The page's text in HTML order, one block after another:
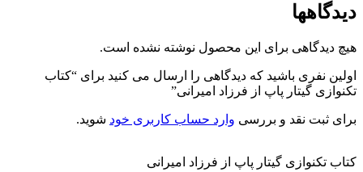
دیدگاهها
هیچ دیدگاهی برای این محصول نوشته نشده است.
اولین نفری باشید که دیدگاهی را ارسال می کنید برای “کتاب
تکنوازی گیتار پاپ از فرزاد امیرانی”
برای ثبت نقد و بررسی وارد حساب کاربری خود شوید.
کتاب تکنوازی گیتار پاپ از فرزاد امیرانی